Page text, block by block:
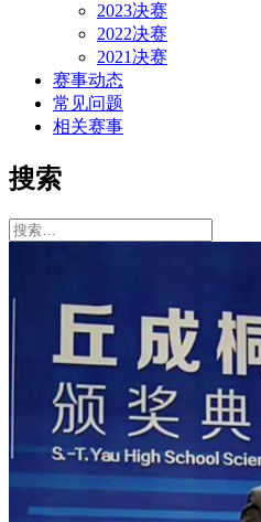
2023决赛
2022决赛
2021决赛
赛事动态
常见问题
相关赛事
搜索
搜